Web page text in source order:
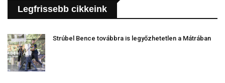
Legfrissebb cikkeink
Strúbel Bence továbbra is legyőzhetetlen a Mátrában